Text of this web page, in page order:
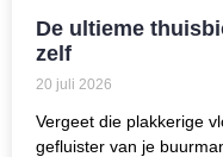
De ultieme
zelf
20 juli 2026
Vergeet die plakkerige
gefluister van je